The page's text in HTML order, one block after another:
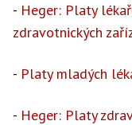
- Heger: Platy
zdravotnických
- Platy mladých
- Heger: Platy